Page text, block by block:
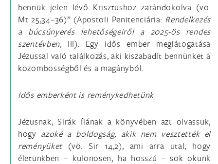
bennük jelen lévő Krisztushoz zarándokolva (vö.
Mt 25,34–36)” (Apostoli Penitenciária: Rendelkezés
a búcsúnyerés lehetőségeiről a 2025-ös rendes
szentévben, III). Egy idős ember meglátogatása
Jézussal való találkozás, aki kiszabadít bennünket a
közömbösségből és a magányból.
Idős emberként is reménykedhetünk
Jézusnak, Sirák fiának a könyvében azt olvassuk,
hogy azoké a boldogság, akik nem vesztették el
reményüket (vö. Sir 14,2), ami arra utal, hogy
életünkben – különösen, ha hosszú – sok okunk